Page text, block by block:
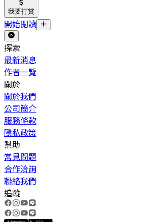
我要打賞
開始閱讀
探索
最新消息
作者一覽
關於
關於我們
公司簡介
服務條款
隱私政策
幫助
常見問題
合作洽詢
聯絡我們
追蹤